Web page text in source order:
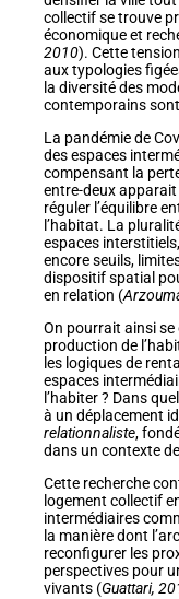
collectif se trouve
économique et
2010). Cette
aux typologies
la diversité des
contemporains
La pandémie de
des espaces
compensant la
entre-deux
réguler l’équilibre
l’habitat. La
espaces
encore seuils,
dispositif spatial
en relation (
On pourrait ainsi
production de
les logiques de
espaces
l’habiter ? Dans
à un déplacement
relationnaliste,
dans un contexte
Cette recherche
logement collectif
intermédiaires
la manière dont
reconfigurer les
perspectives pour
vivants (Guattari,